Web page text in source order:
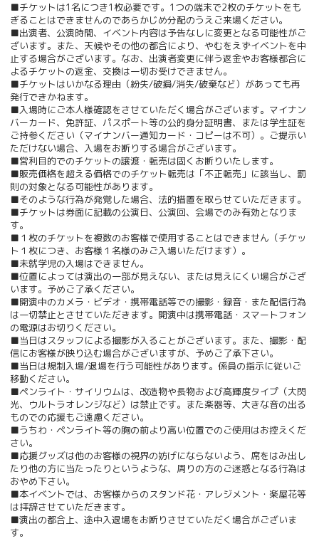
■チケットは1名につき1枚必要です。1つの端末で2枚のチケットをも
ぎることはできませんのであらかじめ分配のうえご来場ください。
■出演者、公演時間、イベント内容は予告なしに変更となる可能性がご
ざいます。また、天候やその他の都合により、やむをえずイベントを中
止する場合がございます。なお、出演者変更に伴う返金やお客様都合に
よるチケットの返金、交換は一切お受けできません。
■チケットはいかなる理由（紛失/破損/消失/破棄など）があっても再
発行できかねます。
■入場時にご本人様確認をさせていただく場合がございます。マイナン
バーカード、免許証、パスポート等の公的身分証明書、または学生証を
ご持参ください（マイナンバー通知カード・コピーは不可）。ご提示い
ただけない場合、入場をお断りする場合がございます。
■営利目的でのチケットの譲渡・転売は固くお断りいたします。
■販売価格を超える価格でのチケット転売は「不正転売」に該当し、罰
則の対象となる可能性があります。
■そのような行為が発覚した場合、法的措置を取らせていただきます。
■チケットは券面に記載の公演日、公演回、会場でのみ有効となりま
す。
■１枚のチケットを複数のお客様で使用することはできません（チケッ
ト１枚につき、お客様１名様のみご入場いただけます）。
■未就学児の入場はできません。
■位置によっては演出の一部が見えない、または見えにくい場合がござ
います。予めご了承ください。
■開演中のカメラ・ビデオ・携帯電話等での撮影・録音・また配信行為
は一切禁止とさせていただきます。開演中は携帯電話・スマートフォン
の電源はお切りください。
■当日はスタッフによる撮影が入ることがございます。また、撮影・配
信にお客様が映り込む場合がございますが、予めご了承下さい。
■当日は規制入場/退場を行う可能性があります。係員の指示に従いご
移動ください。
■ペンライト・サイリウムは、改造物や長物および高輝度タイプ（大閃
光、ウルトラオレンジなど）は禁止です。また楽器等、大きな音の出る
ものでの応援もご遠慮ください。
■うちわ・ペンライト等の胸の前より高い位置でのご使用はお控えくだ
さい。
■応援グッズは他のお客様の視界の妨げにならないよう、席をはみ出し
たり他の方に当たったりというような、周りの方のご迷惑となる行為は
おやめ下さい。
■本イベントでは、お客様からのスタンド花・アレジメント・楽屋花等
は拝辞させていただきます。
■演出の都合上、途中入退場をお断りさせていただく場合がございま
す。